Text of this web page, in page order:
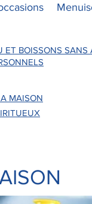
ET BOISSONS SANS
MAISON